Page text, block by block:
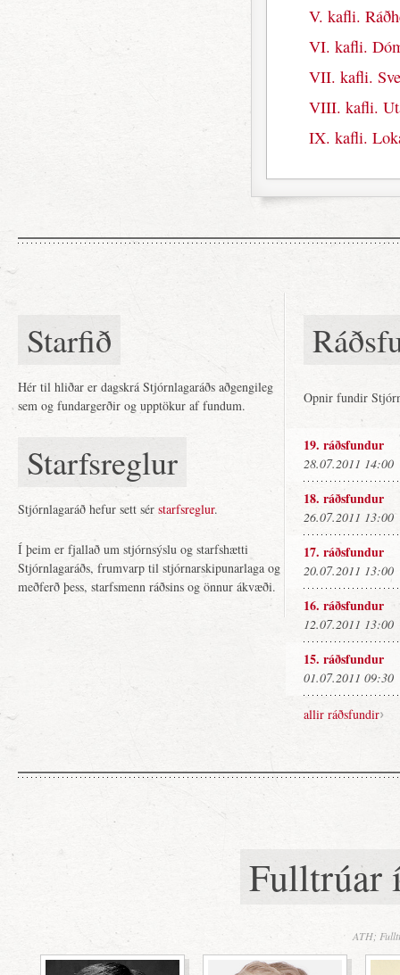
V. kafli.
VI. kafli.
VII. kafli.
VIII. kafli.
IX. kafli.
Starfið
Hér til hliðar er dagskrá Stjórnlagaráðs aðgengileg
sem og fundargerðir og upptökur af fundum.
Starfsreglur
Stjórnlagaráð hefur sett sér starfsreglur.
Í þeim er fjallað um stjórnsýslu og starfshætti
Stjórnlagaráðs, frumvarp til stjórnarskipunarlaga og
meðferð þess, starfsmenn ráðsins og önnur ákvæði.
Opnir fundir
19. ráðsfundur
28.07.2011 14:00
18. ráðsfundur
26.07.2011 13:00
17. ráðsfundur
20.07.2011 13:00
16. ráðsfundur
12.07.2011 13:00
15. ráðsfundur
01.07.2011 09:30
allir ráðsfundir
Fulltrúar
ATH;